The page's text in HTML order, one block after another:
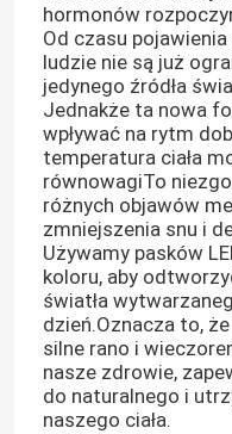
Profil taśmy LED
Listwa LED z
Podświetlany pasek
Oświetlenie modułu
Zasilanie taśmy LED
Kontroler taśmy LED
hormonów
Od czasu
ludzie nie są już
jedynego źródła
Jednakże ta nowa
wpływać na rytm
temperatura ciała
równowagiTo
różnych objawów
zmniejszenia snu i
Używamy pasków
koloru, aby
światła
dzień.Oznacza to,
silne rano i
nasze zdrowie,
do naturalnego i
naszego ciała.